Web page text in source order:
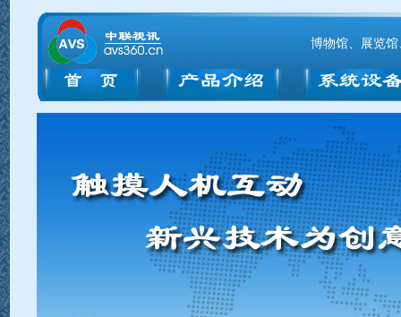
博物馆、展览